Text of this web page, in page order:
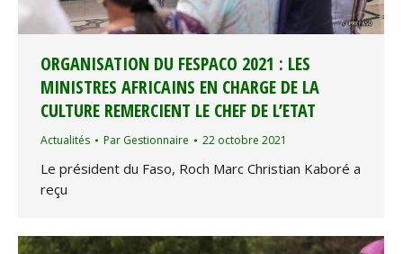
ORGANISATION DU FESPACO 2021 : LES
MINISTRES AFRICAINS EN CHARGE DE LA
CULTURE REMERCIENT LE CHEF DE L’ETAT
Actualités Par Gestionnaire 22 octobre 2021
Le président du Faso, Roch Marc Christian Kaboré a
reçu